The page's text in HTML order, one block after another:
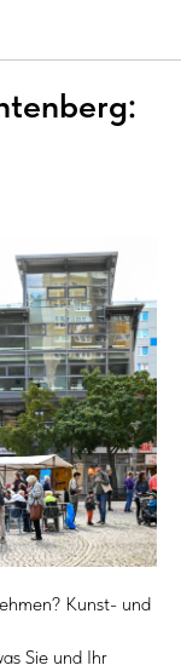
Kunst- und
Sie und Ihr